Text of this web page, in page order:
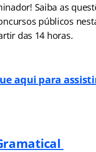
Saiba as
públicos
das 14 horas.
aqui para